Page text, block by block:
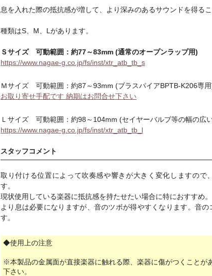
息を入れた際の抵抗感が増して、より深みのあるサウンドを得る
種類はS、M、Lがあります。
Ｓサイズ 可動範囲：約77～83mm (通常のオープンラップ用)
https://www.nagae-g.co.jp/fs/inst/xtr_atb_tb_s
Ｍサイズ 可動範囲：約87～93mm (ブラスパイアBPTB-K206専
お取り寄せ手配です 納期はお問合せ下さい
Ｌサイズ 可動範囲：約98～104mm (セイヤーバルブ等の幅の広
https://www.nagae-g.co.jp/fs/inst/xtr_atb_tb_l
スタッフコメント
取り付ける位置によって吹奏感や響きが大きく変化しますので
す。
現状使用している楽器に抵抗感を持たせたい場合に特におすすめ。
より息は必要になりますが、音のツボが得やすくなります。音
す。
◆使用上の注意
※本製品の金属面が直接楽器に触れる際、楽器に傷がつくことが
下さい。